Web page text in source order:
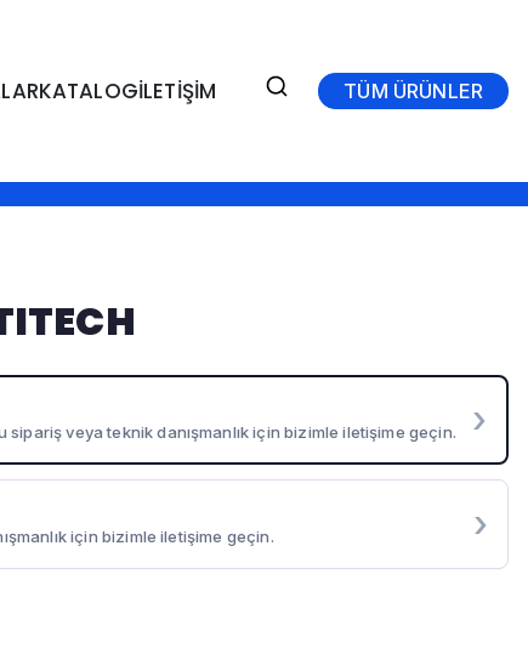
KATALOGİLETİŞİM TÜM ÜRÜNLER
sipariş veya teknik danışmanlık için bizimle iletişime geçin. ›
için bizimle iletişime geçin. ›